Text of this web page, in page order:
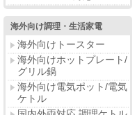
海外向け調理・生活家電
海外向けトースター
海外向けホットプレート/
グリル鍋
海外向け電気ポット/電気
ケトル